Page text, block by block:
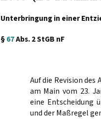
Unterbringung in einer
§67Abs. 2 StGB nF
Auf die Revision
am Main vom 23.
eine Entscheidung
und der Maßregel